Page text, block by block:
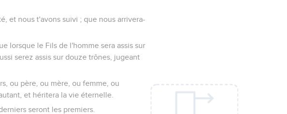
et nous t'avons suivi ; que nous arrivera-
lorsque le Fils de l'homme sera assis sur
serez assis sur douze trônes, jugeant
ou père, ou mère, ou femme, ou
et héritera la vie éternelle.
seront les premiers.